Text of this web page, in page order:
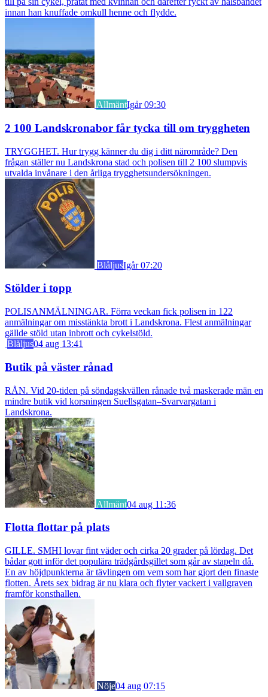
innan han knuffade omkull henne och flydde.
AllmäntIgår 09:30
2 100 Landskronabor får tycka till om tryggheten
TRYGGHET. Hur trygg känner du dig i ditt närområde? Den
frågan ställer nu Landskrona stad och polisen till 2 100 slumpvis
utvalda invånare i den årliga trygghetsundersökningen.
BlåljusIgår 07:20
Stölder i topp
POLISANMÄLNINGAR. Förra veckan fick polisen in 122
anmälningar om misstänkta brott i Landskrona. Flest anmälningar
gällde stöld utan inbrott och cykelstöld.
Blåljus04 aug 13:41
Butik på väster rånad
RÅN. Vid 20-tiden på söndagskvällen rånade två maskerade män en
mindre butik vid korsningen Suellsgatan–Svarvargatan i
Landskrona.
Allmänt04 aug 11:36
Flotta flottar på plats
GILLE. SMHI lovar fint väder och cirka 20 grader på lördag. Det
bådar gott inför det populära trädgårdsgillet som går av stapeln då.
En av höjdpunkterna är tävlingen om vem som har gjort den finaste
flotten. Årets sex bidrag är nu klara och flyter vackert i vallgraven
framför konsthallen.
Nöje04 aug 07:15